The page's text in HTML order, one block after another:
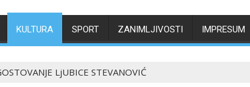
KULTURA SPORT ZANIMLJIVOSTI IMPRESUM
LjUBICE STEVANOVIĆ